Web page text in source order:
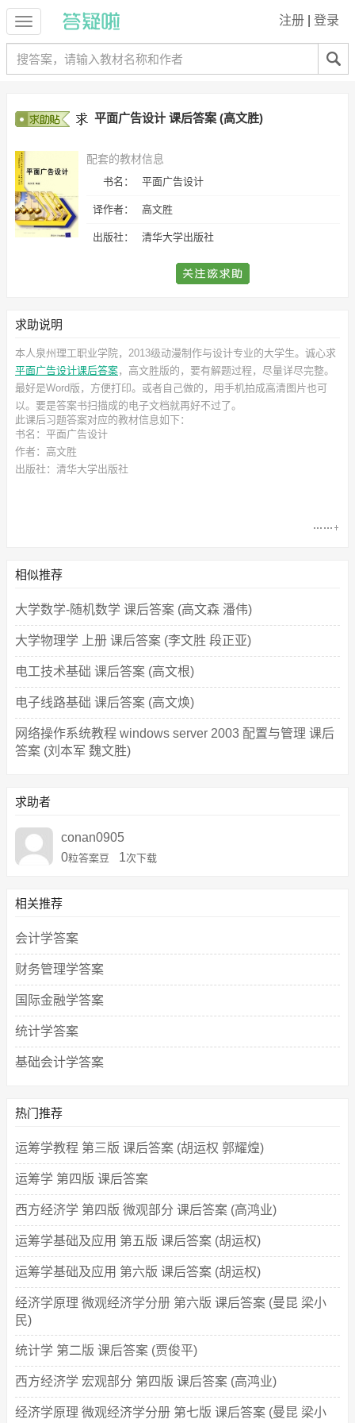
注册 登录
平面广告设计 课后答案 (高文胜)
配套的教材信息
书名： 平面广告设计
译作者： 高文胜
出版社： 清华大学出版社
求助说明
本人泉州理工职业学院，2013级动漫制作与设计专业的大学生。诚心求
平面广告设计课后答案，高文胜版的，要有解题过程，尽量详尽完整。
最好是Word版，方便打印。或者自己做的，用手机拍成高清图片也可
以。要是答案书扫描成的电子文档就再好不过了。
此课后习题答案对应的教材信息如下：
书名：平面广告设计
作者：高文胜
出版社：清华大学出版社
相似推荐
大学数学-随机数学 课后答案 (高文森 潘伟)
大学物理学 上册 课后答案 (李文胜 段正亚)
电工技术基础 课后答案 (高文根)
电子线路基础 课后答案 (高文焕)
网络操作系统教程 windows server 2003 配置与管理 课后
答案 (刘本军 魏文胜)
求助者
conan0905
0粒答案豆 1次下载
相关推荐
会计学答案
财务管理学答案
国际金融学答案
统计学答案
基础会计学答案
热门推荐
运筹学教程 第三版 课后答案 (胡运权 郭耀煌)
运筹学 第四版 课后答案
西方经济学 第四版 微观部分 课后答案 (高鸿业)
运筹学基础及应用 第五版 课后答案 (胡运权)
运筹学基础及应用 第六版 课后答案 (胡运权)
经济学原理 微观经济学分册 第六版 课后答案 (曼昆 梁小
民)
统计学 第二版 课后答案 (贾俊平)
西方经济学 宏观部分 第四版 课后答案 (高鸿业)
经济学原理 微观经济学分册 第七版 课后答案 (曼昆 梁小